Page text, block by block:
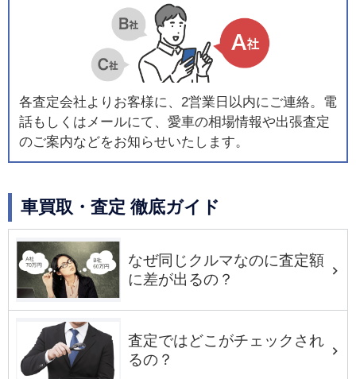
各査定会社よりお客様に、2営業日以内にご連絡。電
話もしくはメールにて、愛車の相場情報や出張査定
のご案内などをお知らせいたします。
車買取・査定 徹底ガイド
なぜ同じクルマなのに査定額
に差が出るの？
査定ではどこがチェックされ
るの？